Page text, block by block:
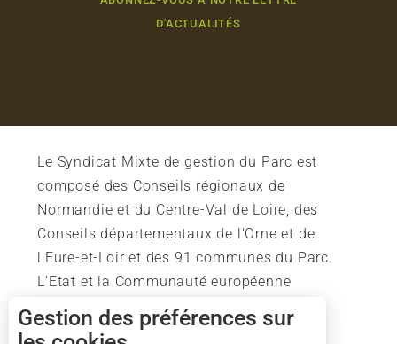
D'ACTUALITÉS
Le Syndicat Mixte de gestion du Parc est
composé des Conseils régionaux de
Normandie et du Centre-Val de Loire, des
Conseils départementaux de l'Orne et de
l'Eure-et-Loir et des 91 communes du Parc.
L'Etat et la Communauté européenne
soutiennent également l'action du Parc.
Gestion des préférences sur